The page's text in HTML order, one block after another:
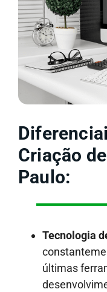
Criação
Paulo:
Tecnologia
últimas